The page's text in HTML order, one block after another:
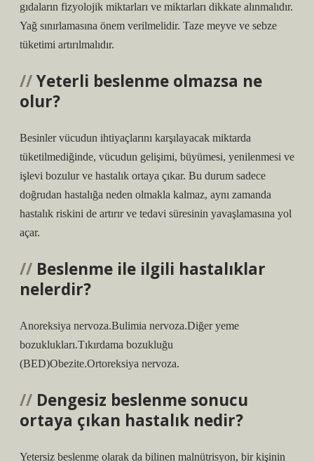
gıdaların fizyolojik miktarları ve miktarları dikkate alınmalıdır.
Yağ sınırlamasına önem verilmelidir. Taze meyve ve sebze
tüketimi artırılmalıdır.
Yeterli beslenme olmazsa ne
olur?
Besinler vücudun ihtiyaçlarını karşılayacak miktarda
tüketilmediğinde, vücudun gelişimi, büyümesi, yenilenmesi ve
işlevi bozulur ve hastalık ortaya çıkar. Bu durum sadece
doğrudan hastalığa neden olmakla kalmaz, aynı zamanda
hastalık riskini de artırır ve tedavi süresinin yavaşlamasına yol
açar.
Beslenme ile ilgili hastalıklar
nelerdir?
Anoreksiya nervoza.Bulimia nervoza.Diğer yeme
bozuklukları.Tıkırdama bozukluğu
(BED)Obezite.Ortoreksiya nervoza.
Dengesiz beslenme sonucu
ortaya çıkan hastalık nedir?
Yetersiz beslenme olarak da bilinen malnütrisyon, bir kişinin